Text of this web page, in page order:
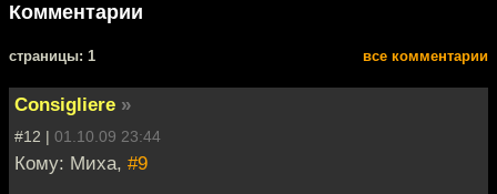
Комментарии
cтраницы: 1 все комментарии
Consigliere »
#12 | 01.10.09 23:44
Кому: Миха, #9